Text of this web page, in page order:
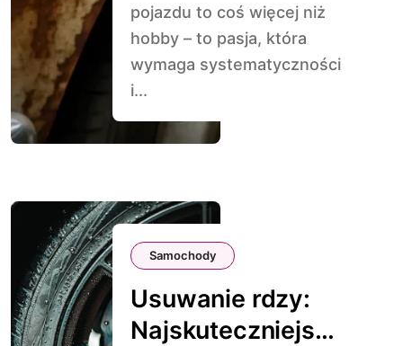
pojazdu to coś więcej niż
hobby – to pasja, która
wymaga systematyczności
i...
Samochody
Usuwanie rdzy:
Najskuteczniejsze